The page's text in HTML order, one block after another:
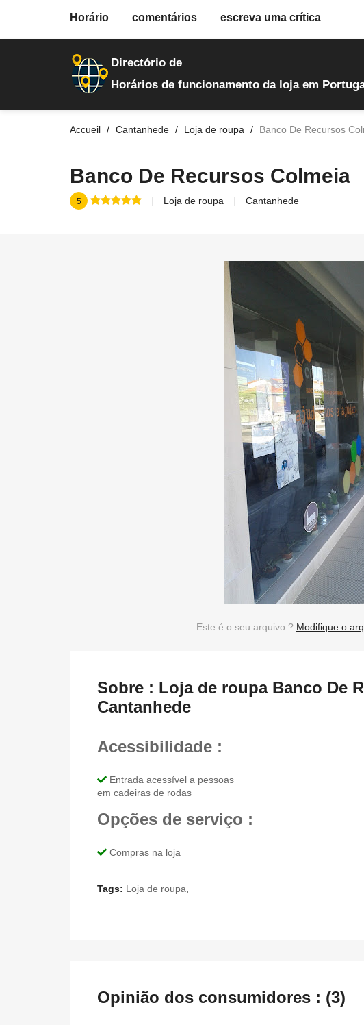
Directório de
Horários de funcionamento da loja em
Accueil Cantanhede Loja de roupa Banco De Recursos
Banco De Recursos Colmeia
5 Loja de roupa Cantanhede
Horário comentários escreva uma crítica
Este é o seu arquivo ? Modifique o
Sobre : Loja de roupa Banco De
Cantanhede
Acessibilidade :
Entrada acessível a pessoas
em cadeiras de rodas
Opções de serviço :
Compras na loja
Tags: Loja de roupa
Opinião dos consumidores : (3)